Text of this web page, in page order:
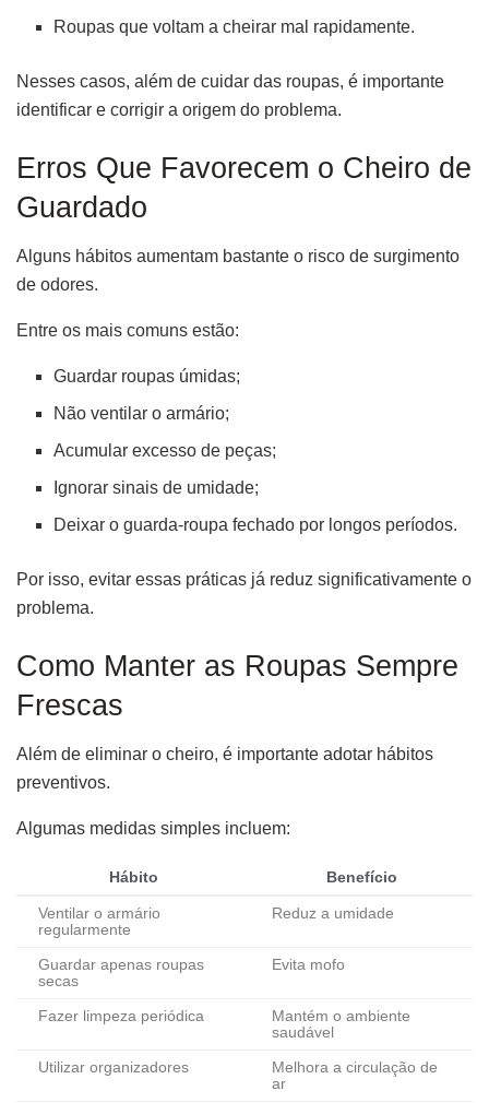
Roupas que voltam a cheirar mal rapidamente.
Nesses casos, além de cuidar das roupas, é importante
identificar e corrigir a origem do problema.
Erros Que Favorecem o Cheiro de
Guardado
Alguns hábitos aumentam bastante o risco de surgimento
de odores.
Entre os mais comuns estão:
Guardar roupas úmidas;
Não ventilar o armário;
Acumular excesso de peças;
Ignorar sinais de umidade;
Deixar o guarda-roupa fechado por longos períodos.
Por isso, evitar essas práticas já reduz significativamente o
problema.
Como Manter as Roupas Sempre
Frescas
Além de eliminar o cheiro, é importante adotar hábitos
preventivos.
Algumas medidas simples incluem:
Hábito Benefício
Ventilar o armário
regularmente
Reduz a umidade
Guardar apenas roupas
secas
Evita mofo
Fazer limpeza periódica
Mantém o ambiente
saudável
Utilizar organizadores
Melhora a circulação de
ar